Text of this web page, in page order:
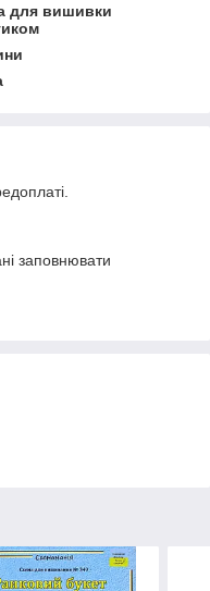
для вишивки
заповнювати